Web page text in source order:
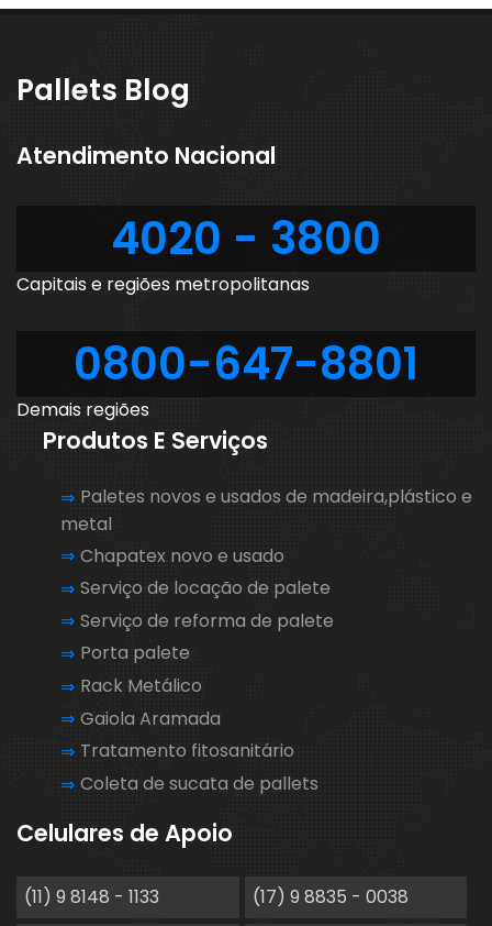
Pallets Blog
Atendimento Nacional
4020 - 3800
Capitais e regiões metropolitanas
0800-647-8801
Demais regiões
Produtos E Serviços
Paletes novos e usados de madeira,plástico e
metal
Chapatex novo e usado
Serviço de locação de palete
Serviço de reforma de palete
Porta palete
Rack Metálico
Gaiola Aramada
Tratamento fitosanitário
Coleta de sucata de pallets
Celulares de Apoio
(11) 9 8148 - 1133
(17) 9 8835 - 0038